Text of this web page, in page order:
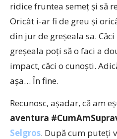
ridice fruntea semeţ şi să
Oricât i-ar fi de greu şi
din jur de greşeala sa.
greşeala poţi să o faci a
impact, căci o cunoşti.
aşa… În fine.
Recunosc, aşadar, că am
aventura
Selgros. După cum puteţi